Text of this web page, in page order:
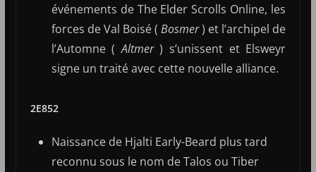
événements de The Elder Scrolls Online, les
forces de Val Boisé (Bosmer) et l’archipel de
l’Automne (Altmer) s’unissent et Elsweyr
signe un traité avec cette nouvelle alliance.
2E852
Naissance de Hjalti Early-Beard plus tard
reconnu sous le nom de Talos ou Tiber